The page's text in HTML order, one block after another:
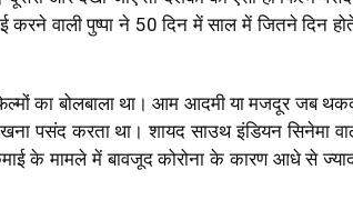
वाली पुष्पा ने 50 दिन में साल में जितने दिन
का बोलबाला था। आम आदमी या मजदूर जब
पसंद करता था। शायद साउथ इंडियन सिनेमा
के मामले में बावजूद कोरोना के कारण आधे से